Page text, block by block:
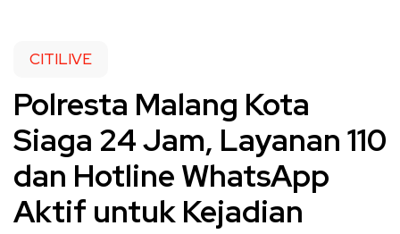
CITILIVE
Polresta Malang Kota
Siaga 24 Jam, Layanan 110
dan Hotline WhatsApp
Aktif untuk Kejadian